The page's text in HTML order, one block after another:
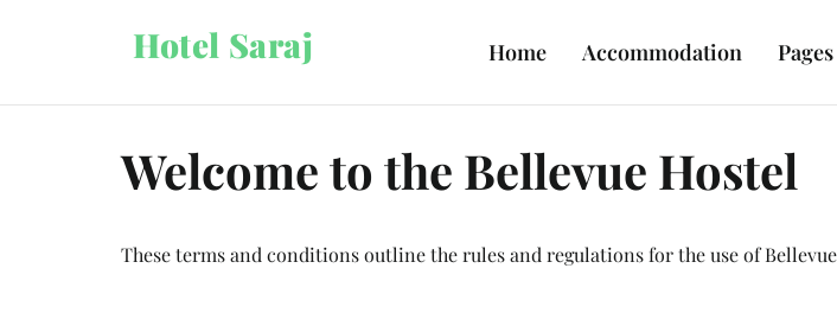
Hotel Saraj Home Accommodation Pages
Welcome to the Bellevue Hostel
These terms and conditions outline the rules and regulations for the use of